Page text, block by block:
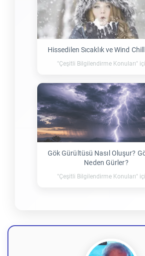
Hissedilen Sıcaklık ve Wind
"Çeşitli Bilgilendirme Konuları"
Gök Gürültüsü Nasıl Oluşur?
Neden Gürler?
"Çeşitli Bilgilendirme Konuları"